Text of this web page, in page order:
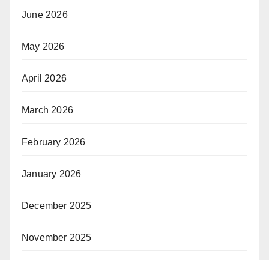
June 2026
May 2026
April 2026
March 2026
February 2026
January 2026
December 2025
November 2025